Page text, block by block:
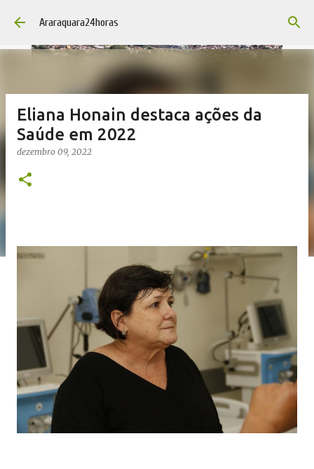
Pular para o conteúdo principal
Araraquara24horas
Eliana Honain destaca ações da
Saúde em 2022
dezembro 09, 2022